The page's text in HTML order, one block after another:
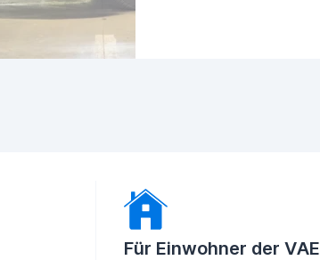
Für Einwohner der VAE